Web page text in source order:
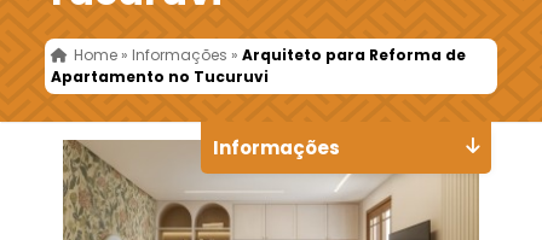
Home » Informações »Arquiteto para Reforma de
Apartamento no Tucuruvi
Informações